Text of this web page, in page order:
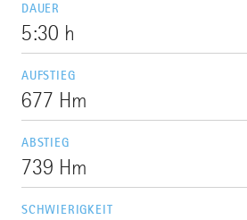
DAUER
5:30 h
AUFSTIEG
677 Hm
ABSTIEG
739 Hm
SCHWIERIGKEIT